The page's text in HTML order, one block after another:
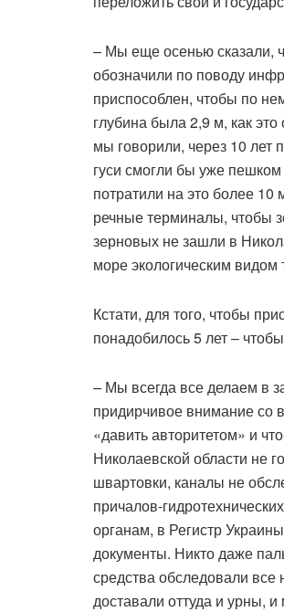
– Мы еще осенью сказали,
обозначили по поводу
приспособлен, чтобы по
глубина была 2,9 м, как
мы говорили, через 10
гуси смогли бы уже
потратили на это более
речные терминалы, чтобы
зерновых не зашли в
море экологическим видом
Кстати, для того, чтобы
понадобилось 5 лет –
–Мы всегда все делаем в
придирчивое внимание со
«давить авторитетом» и
Николаевской области не
швартовки, каналы не
причалов-
органам, в Регистр
документы. Никто даже
средства обследовали
доставали оттуда и урны,